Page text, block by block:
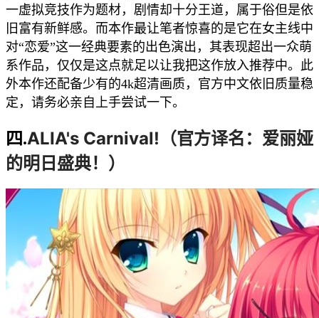
一虚拟竞技作为题材，剧情却十分王道，属于俗但是依
旧富有新鲜感。而本作最让笔者惊喜的是它在女主线中
对“恋爱”这一经典要素的出色演出，其表现超出一众萌
系作品，仅仅是这点就足以让我把这作放入推荐中。此
外本作还配备少有的4k超清画质，官方中文依旧质量稳
定，请务必亲自上手尝试一下。
四.ALIA's Carnival!（官方译名： 爱丽娅
的明日盛典！ ）